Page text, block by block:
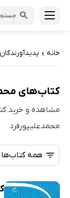
خانه › پدیدآورندگان
کتاب‌های
مشاهده و خرید
محمدعلیپورفرد
همه کتاب‌ها
همه کتاب‌ها